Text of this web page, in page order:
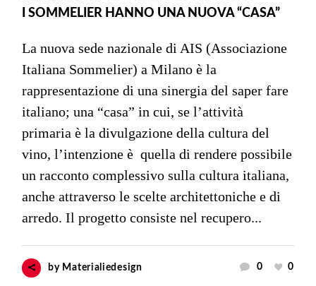
I SOMMELIER HANNO UNA NUOVA “CASA”
La nuova sede nazionale di AIS (Associazione
Italiana Sommelier) a Milano è la
rappresentazione di una sinergia del saper fare
italiano; una “casa” in cui, se l’attività
primaria è la divulgazione della cultura del
vino, l’intenzione è quella di rendere possibile
un racconto complessivo sulla cultura italiana,
anche attraverso le scelte architettoniche e di
arredo. Il progetto consiste nel recupero...
by Materialiedesign 0 0